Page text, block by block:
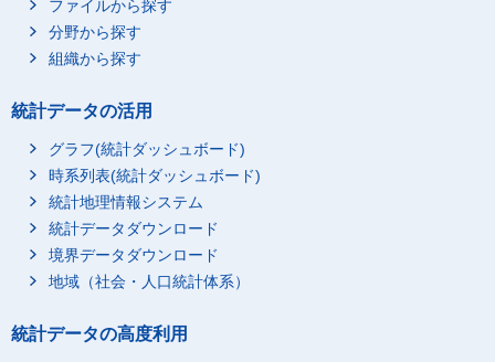
ファイルから探す
分野から探す
組織から探す
統計データの活用
グラフ(統計ダッシュボード)
時系列表(統計ダッシュボード)
統計地理情報システム
統計データダウンロード
境界データダウンロード
地域（社会・人口統計体系）
統計データの高度利用